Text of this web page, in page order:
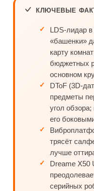
КЛЮЧЕВЫЕ
LDS-лидар
«башенки»
карту
бюджетных
основном
DToF (3D-
предметы
угол
его
трясёт
лучше
Dreame X50
серийных